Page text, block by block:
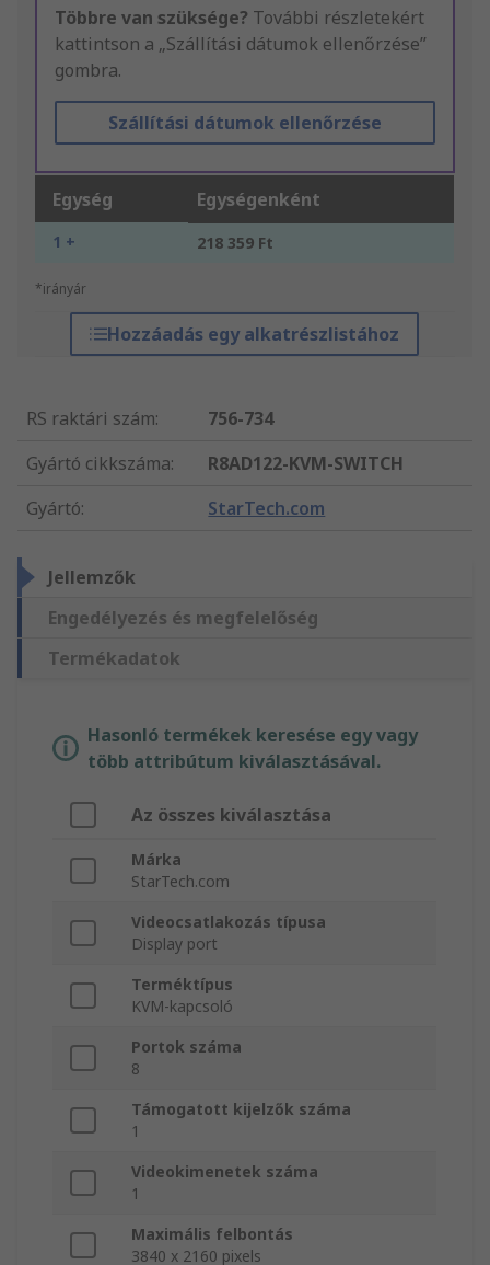
Többre van szüksége? További részletekért
kattintson a „Szállítási dátumok ellenőrzése”
gombra.
Szállítási dátumok ellenőrzése
Egység Egységenként
1 + 218 359 Ft
*irányár
Hozzáadás egy alkatrészlistához
RS raktári szám:
756-734
Gyártó cikkszáma:
R8AD122-KVM-SWITCH
Gyártó: StarTech.com
Jellemzők
Engedélyezés és megfelelőség
Termékadatok
Hasonló termékek keresése egy vagy
több attribútum kiválasztásával.
Az összes kiválasztása
Márka
StarTech.com
Videocsatlakozás típusa
Display port
Terméktípus
KVM-kapcsoló
Portok száma
8
Támogatott kijelzők száma
1
Videokimenetek száma
1
Maximális felbontás
3840 x 2160 pixels